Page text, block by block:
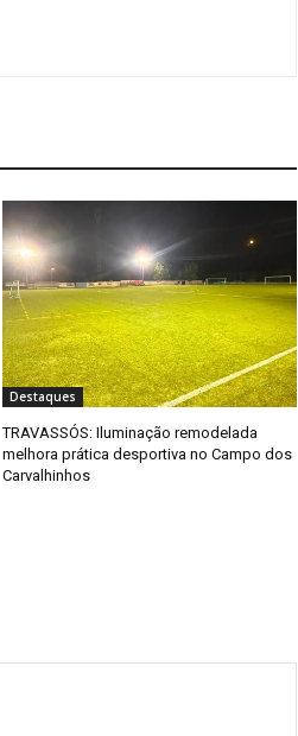
Destaques
TRAVASSÓS: Iluminação remodelada
melhora prática desportiva no Campo dos
Carvalhinhos